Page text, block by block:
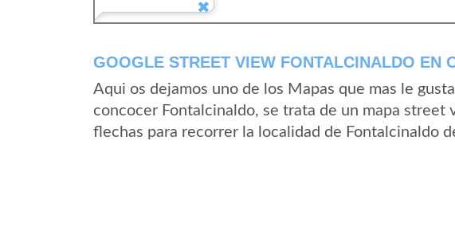
GOOGLE STREET VIEW FONTALCINALDO EN
Aqui os dejamos uno de los Mapas que mas le
concocer Fontalcinaldo, se trata de un mapa street
flechas para recorrer la localidad de Fontalcinaldo